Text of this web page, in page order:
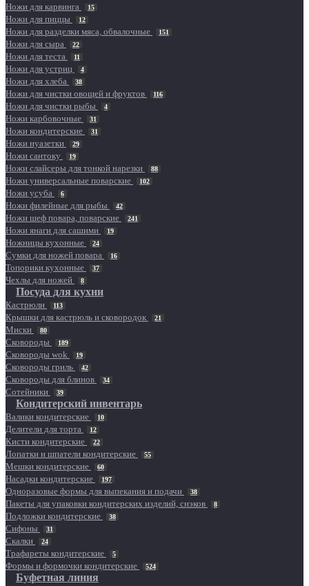
Ножи для карвинга 15
Ножи для пиццы 12
Ножи для разделки мяса, обвалочные 151
Ножи для сыра 22
Ножи для теста 11
Ножи для устриц 4
Ножи для хлеба 38
Ножи для чистки овощей и фруктов 116
Ножи для чистки рыбы 4
Ножи карбовочные 31
Ножи кондитерские 31
Ножи нуазетки 29
Ножи сантоку 19
Ножи слайсеры для тонкой нарезки 88
Ножи универсальные поварские 102
Ножи усуба 6
Ножи филейные для рыбы 42
Ножи шеф повара, поварские 241
Ножи янаги для сашими 19
Ножницы кухонные 24
Сумки для ножей повара 16
Топорики кухонные 37
Чехлы для ножей 8
Посуда для кухни
Кастрюли 113
Крышки для кастрюль и сковородок 21
Миски 80
Сковороды 189
Сковороды wok 19
Сковороды гриль 42
Сковороды для блинов 34
Сотейники 39
Кондитерский инвентарь
Валики кондитерские 10
Делители для торта 12
Кисти кондитерские 22
Лопатки и шпатели кондитерские 55
Мешки кондитерские 60
Насадки кондитерские 197
Одноразовые формы для выпекания и подачи 38
Пакеты для упаковки кондитерских изделий, снэков 8
Подложки кондитерские 38
Сифоны 31
Скалки 24
Трафареты кондитерские 5
Формы и формочки кондитерские 524
Буфетная линия